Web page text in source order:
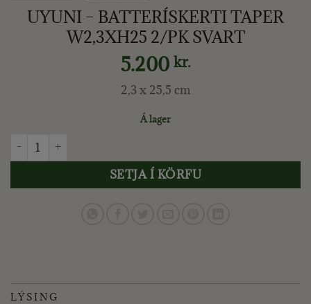
UYUNI – BATTERÍSKERTI TAPER
W2,3XH25 2/PK SVART
5.200 kr.
2,3 x 25,5 cm
Á lager
UYUNI - BATTERÍSKERTI TAPER W2,3XH25 2/PK SVART
SETJA Í KÖRFU
LÝSING